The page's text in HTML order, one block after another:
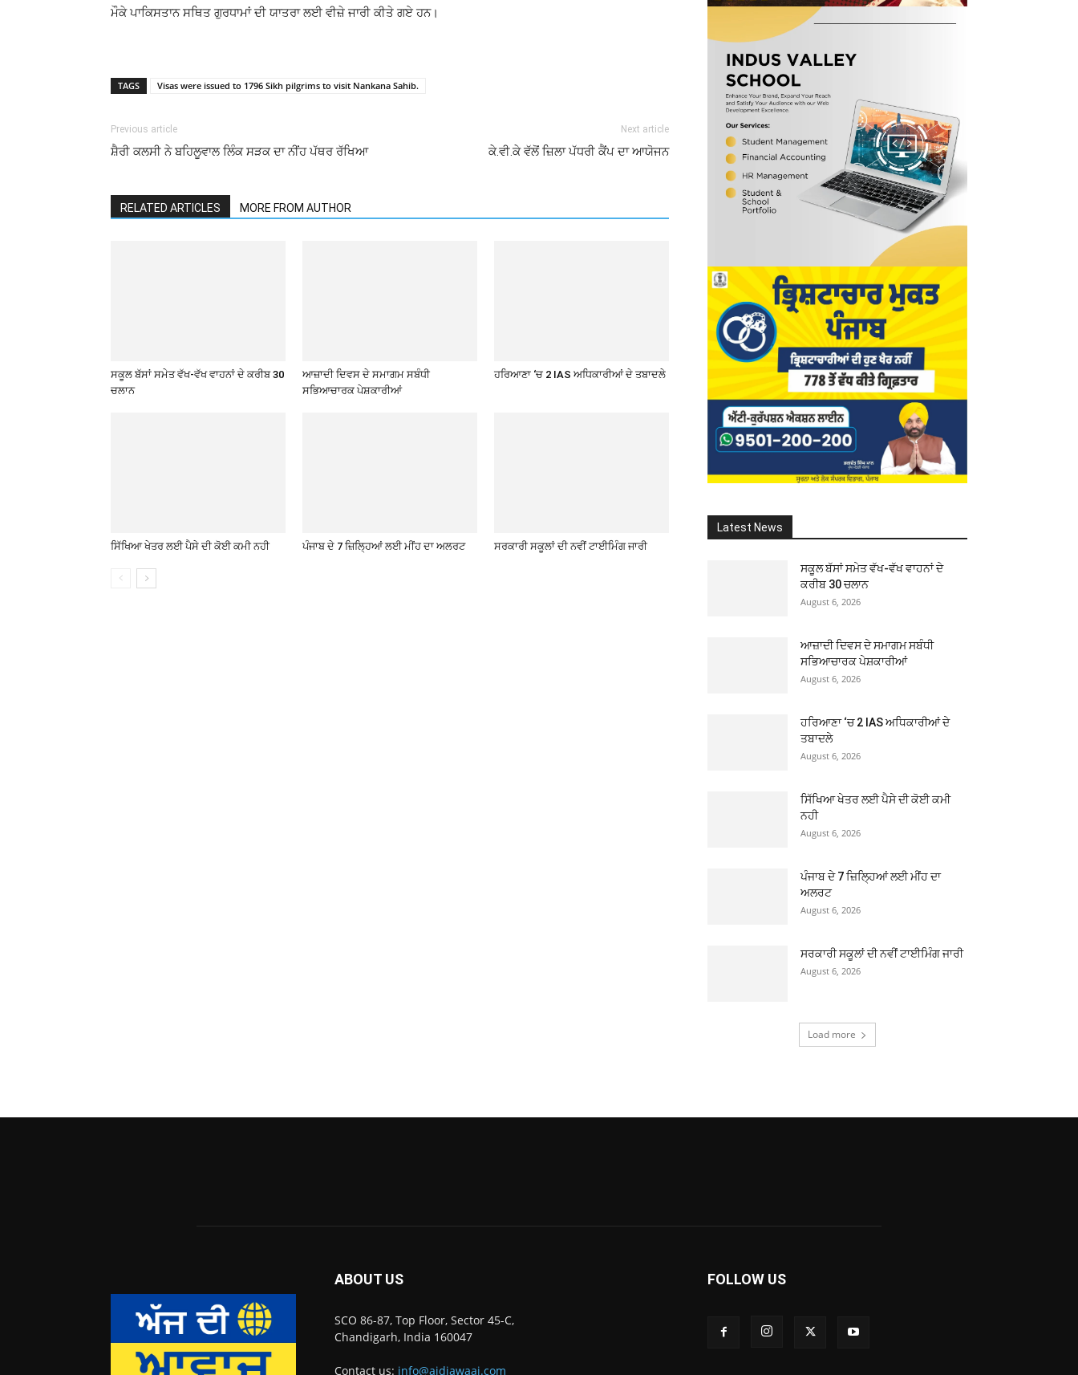
ਮੌਕੇ ਪਾਕਿਸਤਾਨ ਸਥਿਤ ਗੁਰਧਾਮਾਂ ਦੀ ਯਾਤਰਾ ਲਈ ਵੀਜ਼ੇ ਜਾਰੀ ਕੀਤੇ ਗਏ ਹਨ।
TAGS Visas were issued to 1796 Sikh pilgrims to visit Nankana Sahib.
Previous article
ਸ਼ੈਰੀ ਕਲਸੀ ਨੇ ਬਹਿਲੂਵਾਲ ਲਿੰਕ ਸੜਕ ਦਾ ਨੀਂਹ ਪੱਥਰ ਰੱਖਿਆ
Next article
ਕੇ.ਵੀ.ਕੇ ਵੱਲੋਂ ਜ਼ਿਲਾ ਪੱਧਰੀ ਕੈਂਪ ਦਾ ਆਯੋਜਨ
RELATED ARTICLES MORE FROM AUTHOR
ਸਕੂਲ ਬੱਸਾਂ ਸਮੇਤ ਵੱਖ-ਵੱਖ ਵਾਹਨਾਂ ਦੇ ਕਰੀਬ 30
ਚਲਾਨ
ਆਜ਼ਾਦੀ ਦਿਵਸ ਦੇ ਸਮਾਗਮ ਸਬੰਧੀ
ਸਭਿਆਚਾਰਕ ਪੇਸ਼ਕਾਰੀਆਂ
ਹਰਿਆਣਾ ‘ਚ 2 IAS ਅਧਿਕਾਰੀਆਂ ਦੇ ਤਬਾਦਲੇ
ਸਿੱਖਿਆ ਖੇਤਰ ਲਈ ਪੈਸੇ ਦੀ ਕੋਈ ਕਮੀ ਨਹੀ ਪੰਜਾਬ ਦੇ 7 ਜ਼ਿਲ੍ਹਿਆਂ ਲਈ ਮੀਂਹ ਦਾ ਅਲਰਟ ਸਰਕਾਰੀ ਸਕੂਲਾਂ ਦੀ ਨਵੀਂ ਟਾਈਮਿੰਗ ਜਾਰੀ
Latest News
ਸਕੂਲ ਬੱਸਾਂ ਸਮੇਤ ਵੱਖ-ਵੱਖ ਵਾਹਨਾਂ ਦੇ
ਕਰੀਬ 30 ਚਲਾਨ
August 6, 2026
ਆਜ਼ਾਦੀ ਦਿਵਸ ਦੇ ਸਮਾਗਮ ਸਬੰਧੀ
ਸਭਿਆਚਾਰਕ ਪੇਸ਼ਕਾਰੀਆਂ
August 6, 2026
ਹਰਿਆਣਾ ‘ਚ 2 IAS ਅਧਿਕਾਰੀਆਂ ਦੇ
ਤਬਾਦਲੇ
August 6, 2026
ਸਿੱਖਿਆ ਖੇਤਰ ਲਈ ਪੈਸੇ ਦੀ ਕੋਈ ਕਮੀ
ਨਹੀ
August 6, 2026
ਪੰਜਾਬ ਦੇ 7 ਜ਼ਿਲ੍ਹਿਆਂ ਲਈ ਮੀਂਹ ਦਾ
ਅਲਰਟ
August 6, 2026
ਸਰਕਾਰੀ ਸਕੂਲਾਂ ਦੀ ਨਵੀਂ ਟਾਈਮਿੰਗ ਜਾਰੀ
August 6, 2026
Load more
ABOUT US
SCO 86-87, Top Floor, Sector 45-C,
Chandigarh, India 160047
Contact us: info@ajdiawaaj.com
FOLLOW US